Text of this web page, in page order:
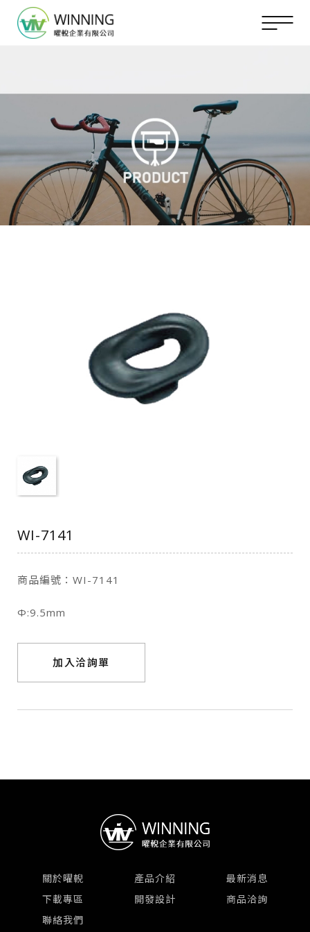
WI-7141
商品編號：WI-7141
Φ:9.5mm
加入洽詢單
關於曜輗 產品介紹
最新消息
下載專區
開發設計
商品洽詢
聯絡我們